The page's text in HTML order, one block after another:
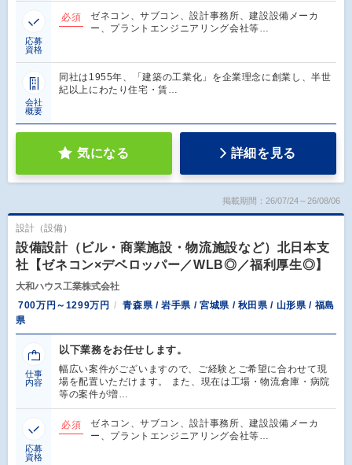
応募
資格
必須
ゼネコン、サブコン、設計事務所、建設設備メーカ
ー、プラントエンジニアリング会社等…
会社
概要
同社は1955年、「建築の工業化」を企業理念に創業し、半世
紀以上にわたり住宅・賃…
気になる 詳細を見る
掲載期間：26/07/24～26/08/06
設計（設備）
設備設計（ビル・商業施設・物流施設など）北日本支
社【ゼネコン×デベロッパー／WLB◎／福利厚生◎】
大和ハウス工業株式会社
700万円～1299万円
青森県 / 岩手県 / 宮城県 / 秋田県 / 山形県 / 福島
県
仕事
内容
以下業務をお任せします。
幅広い案件がございますので、ご経験とご希望に合わせて現
場を配置いただけます。 また、現在は工場・物流倉庫・病院
等の案件が増…
応募
資格
必須
ゼネコン、サブコン、設計事務所、建設設備メーカ
ー、プラントエンジニアリング会社等…